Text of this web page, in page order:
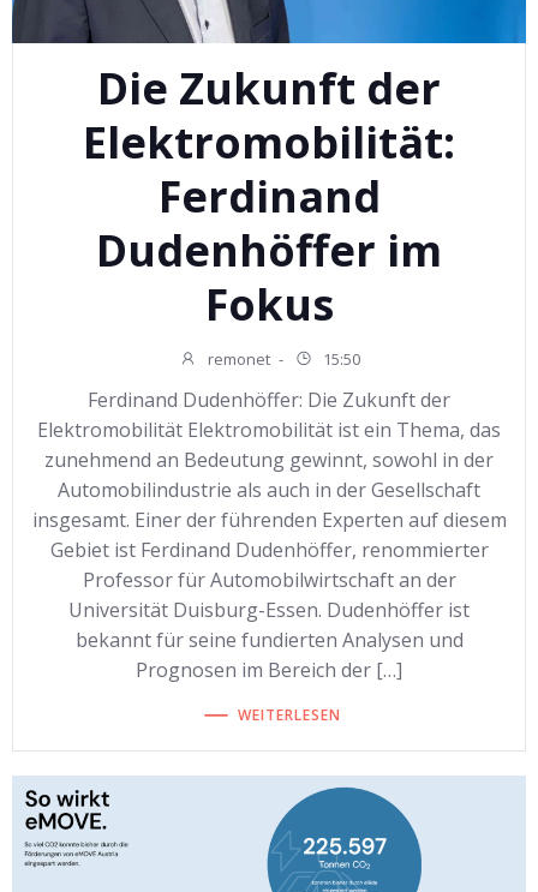
Die Zukunft der
Elektromobilität:
Ferdinand
Dudenhöffer im
Fokus
remonet - 15:50
Ferdinand Dudenhöffer: Die Zukunft der
Elektromobilität Elektromobilität ist ein Thema, das
zunehmend an Bedeutung gewinnt, sowohl in der
Automobilindustrie als auch in der Gesellschaft
insgesamt. Einer der führenden Experten auf diesem
Gebiet ist Ferdinand Dudenhöffer, renommierter
Professor für Automobilwirtschaft an der
Universität Duisburg-Essen. Dudenhöffer ist
bekannt für seine fundierten Analysen und
Prognosen im Bereich der […]
WEITERLESEN